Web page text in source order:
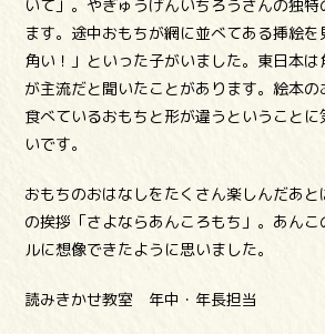
いて」。やぎゅうげんいちろうさんの独
ます。途中おもちが網に並べてある挿絵
角い！」といった子がいました。東日本
が主流だと聞いたことがあります。絵本
食べているおもちと形が違うということ
いです。
おもちのおはなしをたくさん楽しんだあと
の挨拶「さよならあんころもち」。あん
ルに想像できたように思いました。
読みきかせ教室 年中・年長担当